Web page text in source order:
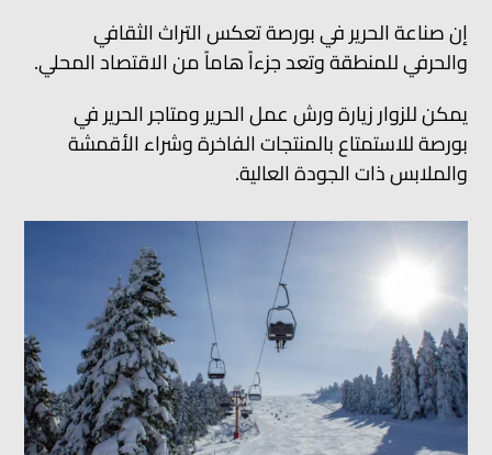
إن صناعة الحرير في بورصة تعكس التراث الثقافي
والحرفي للمنطقة وتعد جزءاً هاماً من الاقتصاد المحلي.
يمكن للزوار زيارة ورش عمل الحرير ومتاجر الحرير في
بورصة للاستمتاع بالمنتجات الفاخرة وشراء الأقمشة
والملابس ذات الجودة العالية.